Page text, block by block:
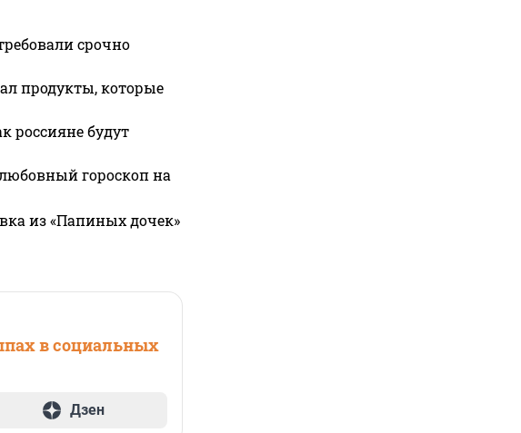
срочно
продукты, которые
россияне будут
гороскоп на
из «Папиных дочек»
в социальных
Дзен